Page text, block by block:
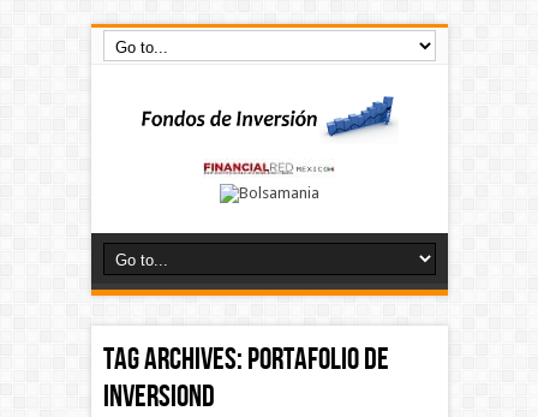
Tag Archives:portafolio de
inversiond